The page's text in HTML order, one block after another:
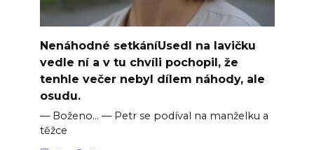
Nenáhodné setkáníUsedl na lavičku
vedle ní a v tu chvíli pochopil, že
tenhle večer nebyl dílem náhody, ale
osudu.
— Boženo… — Petr se podíval na manželku a
těžce